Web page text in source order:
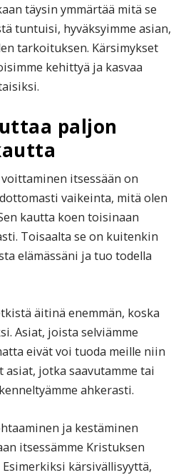
täysin ymmärtää mitä se
tuntuisi, hyväksyimme asian,
tarkoituksen. Kärsimykset
kehittyä ja kasvaa
paljon
itsessään on
vaikeinta, mitä olen
kautta koen toisinaan
Toisaalta se on kuitenkin
elämässäni ja tuo todella
äitinä enemmän, koska
Asiat, joista selviämme
eivät voi tuoda meille niin
jotka saavutamme tai
ahkerasti.
ja kestäminen
itsessämme Kristuksen
kärsivällisyyttä,